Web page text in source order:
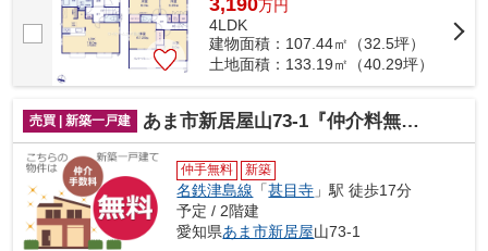
万円
4LDK
建物面積：107.44㎡（32.5坪）
土地面積：133.19㎡（40.29坪）
売買 | 新築一戸建 あま市新居屋山73-1『仲介料無料』新築戸建て
仲手無料 新築
名鉄津島線 「甚目寺 」駅 徒歩17分
予定 / 2階建
愛知県あま市新居屋山73-1